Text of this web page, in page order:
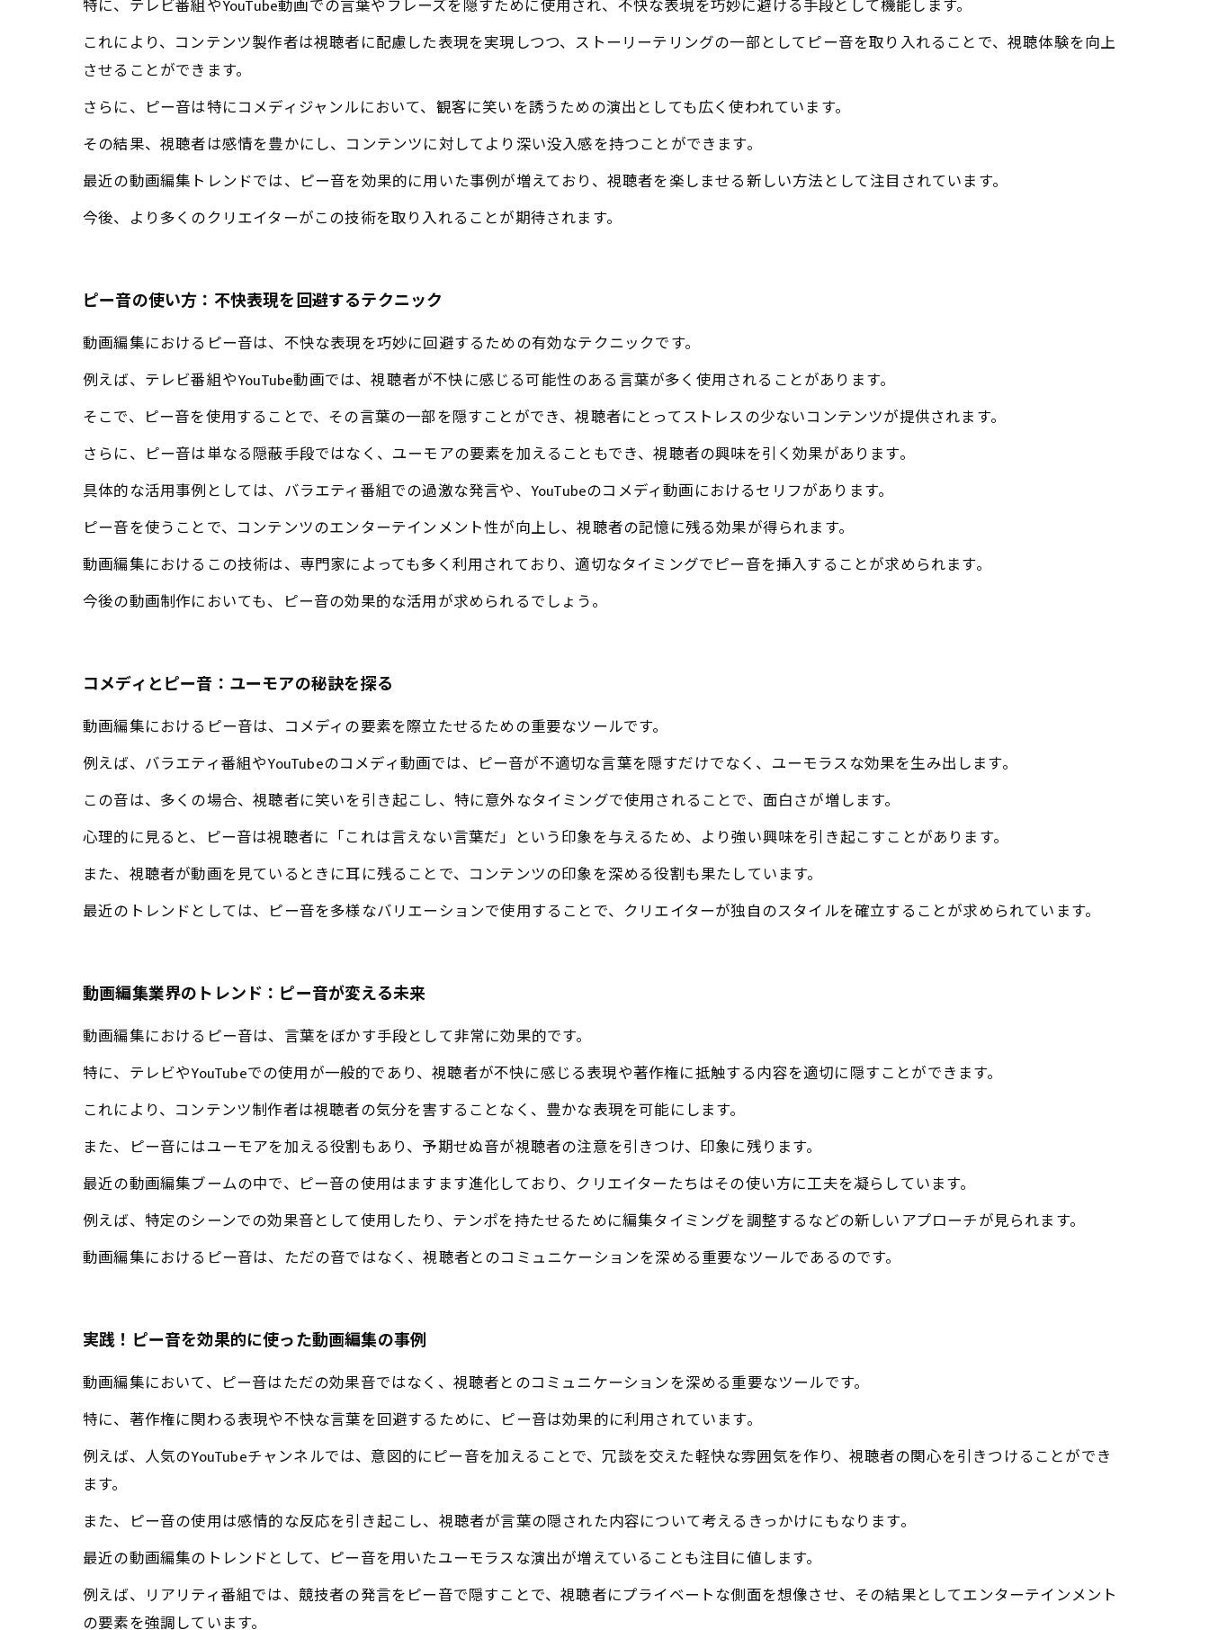
特に、テレビ番組やYouTube動画での言葉やフレーズを隠すために使用され、不快な表現を巧妙に避ける手段として機能します。
これにより、コンテンツ製作者は視聴者に配慮した表現を実現しつつ、ストーリーテリングの一部としてピー音を取り入れることで、視聴体験を向上
させることができます。
さらに、ピー音は特にコメディジャンルにおいて、観客に笑いを誘うための演出としても広く使われています。
その結果、視聴者は感情を豊かにし、コンテンツに対してより深い没入感を持つことができます。
最近の動画編集トレンドでは、ピー音を効果的に用いた事例が増えており、視聴者を楽しませる新しい方法として注目されています。
今後、より多くのクリエイターがこの技術を取り入れることが期待されます。
ピー音の使い方：不快表現を回避するテクニック
動画編集におけるピー音は、不快な表現を巧妙に回避するための有効なテクニックです。
例えば、テレビ番組やYouTube動画では、視聴者が不快に感じる可能性のある言葉が多く使用されることがあります。
そこで、ピー音を使用することで、その言葉の一部を隠すことができ、視聴者にとってストレスの少ないコンテンツが提供されます。
さらに、ピー音は単なる隠蔽手段ではなく、ユーモアの要素を加えることもでき、視聴者の興味を引く効果があります。
具体的な活用事例としては、バラエティ番組での過激な発言や、YouTubeのコメディ動画におけるセリフがあります。
ピー音を使うことで、コンテンツのエンターテインメント性が向上し、視聴者の記憶に残る効果が得られます。
動画編集におけるこの技術は、専門家によっても多く利用されており、適切なタイミングでピー音を挿入することが求められます。
今後の動画制作においても、ピー音の効果的な活用が求められるでしょう。
コメディとピー音：ユーモアの秘訣を探る
動画編集におけるピー音は、コメディの要素を際立たせるための重要なツールです。
例えば、バラエティ番組やYouTubeのコメディ動画では、ピー音が不適切な言葉を隠すだけでなく、ユーモラスな効果を生み出します。
この音は、多くの場合、視聴者に笑いを引き起こし、特に意外なタイミングで使用されることで、面白さが増します。
心理的に見ると、ピー音は視聴者に「これは言えない言葉だ」という印象を与えるため、より強い興味を引き起こすことがあります。
また、視聴者が動画を見ているときに耳に残ることで、コンテンツの印象を深める役割も果たしています。
最近のトレンドとしては、ピー音を多様なバリエーションで使用することで、クリエイターが独自のスタイルを確立することが求められています。
動画編集業界のトレンド：ピー音が変える未来
動画編集におけるピー音は、言葉をぼかす手段として非常に効果的です。
特に、テレビやYouTubeでの使用が一般的であり、視聴者が不快に感じる表現や著作権に抵触する内容を適切に隠すことができます。
これにより、コンテンツ制作者は視聴者の気分を害することなく、豊かな表現を可能にします。
また、ピー音にはユーモアを加える役割もあり、予期せぬ音が視聴者の注意を引きつけ、印象に残ります。
最近の動画編集ブームの中で、ピー音の使用はますます進化しており、クリエイターたちはその使い方に工夫を凝らしています。
例えば、特定のシーンでの効果音として使用したり、テンポを持たせるために編集タイミングを調整するなどの新しいアプローチが見られます。
動画編集におけるピー音は、ただの音ではなく、視聴者とのコミュニケーションを深める重要なツールであるのです。
実践！ピー音を効果的に使った動画編集の事例
動画編集において、ピー音はただの効果音ではなく、視聴者とのコミュニケーションを深める重要なツールです。
特に、著作権に関わる表現や不快な言葉を回避するために、ピー音は効果的に利用されています。
例えば、人気のYouTubeチャンネルでは、意図的にピー音を加えることで、冗談を交えた軽快な雰囲気を作り、視聴者の関心を引きつけることができ
ます。
また、ピー音の使用は感情的な反応を引き起こし、視聴者が言葉の隠された内容について考えるきっかけにもなります。
最近の動画編集のトレンドとして、ピー音を用いたユーモラスな演出が増えていることも注目に値します。
例えば、リアリティ番組では、競技者の発言をピー音で隠すことで、視聴者にプライベートな側面を想像させ、その結果としてエンターテインメント
の要素を強調しています。